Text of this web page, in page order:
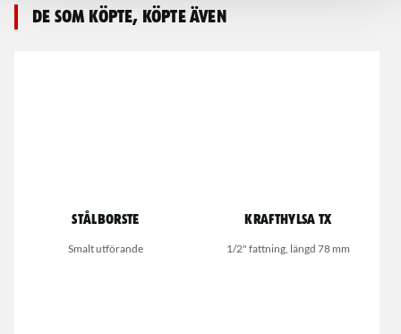
De som köpte, köpte även
Stålborste
Smalt utförande
Krafthylsa TX
1/2" fattning, längd 78 mm